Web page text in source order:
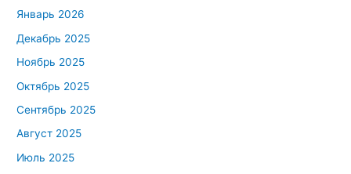
Январь 2026
Декабрь 2025
Ноябрь 2025
Октябрь 2025
Сентябрь 2025
Август 2025
Июль 2025